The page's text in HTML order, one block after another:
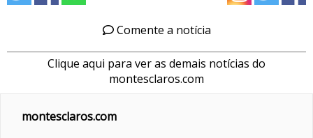
Comente a notícia
Clique aqui para ver as demais notícias do
montesclaros.com
montesclaros.com